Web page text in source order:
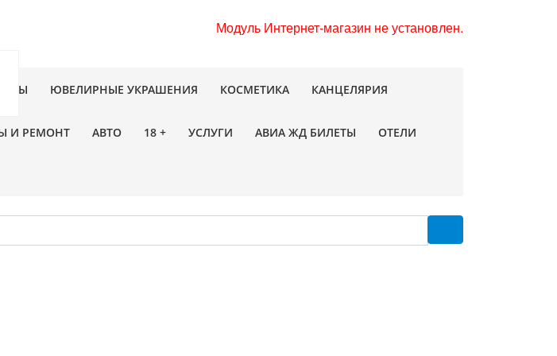
Модуль Интернет-магазин не установлен.
ЮВЕЛИРНЫЕ УКРАШЕНИЯ КОСМЕТИКА КАНЦЕЛЯРИЯ
И РЕМОНТ АВТО 18 + УСЛУГИ АВИА ЖД БИЛЕТЫ ОТЕЛИ